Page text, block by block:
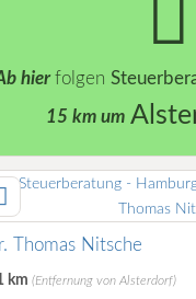
hierfolgen
15 km um
Thomas Nitsche
km (Entfernung von Alsterdorf)